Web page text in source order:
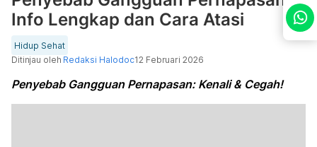
Info Lengkap dan Cara Atasi
Hidup Sehat
Ditinjau oleh Redaksi Halodoc12 Februari 2026
Penyebab Gangguan Pernapasan: Kenali & Cegah!